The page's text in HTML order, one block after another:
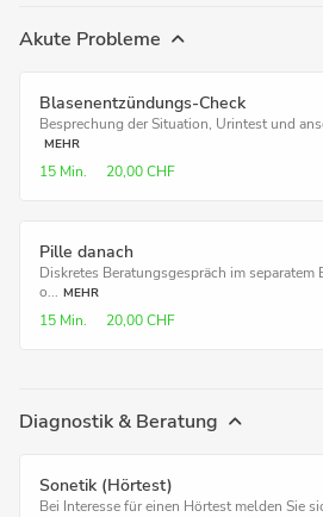
Akute Probleme
Blasenentzündungs-Check
Besprechung der Situation, Urintest und
MEHR
15 Min. 20,00 CHF
Pille danach
Diskretes Beratungsgespräch im separatem
o... MEHR
15 Min. 20,00 CHF
Diagnostik & Beratung
Sonetik (Hörtest)
Bei Interesse für einen Hörtest melden Sie